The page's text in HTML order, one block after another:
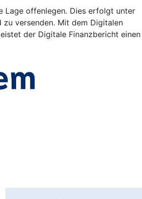
Lage offenlegen. Dies erfolgt unter
zu versenden. Mit dem Digitalen
der Digitale Finanzbericht einen